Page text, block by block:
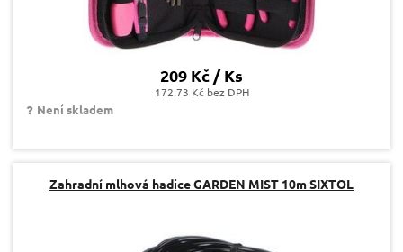
209 Kč / Ks
172.73 Kč bez DPH
Není skladem
Zahradní mlhová hadice GARDEN MIST 10m SIXTOL